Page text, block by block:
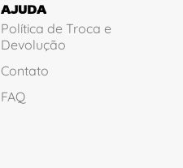
AJUDA
Política de Troca e
Devolução
Contato
FAQ